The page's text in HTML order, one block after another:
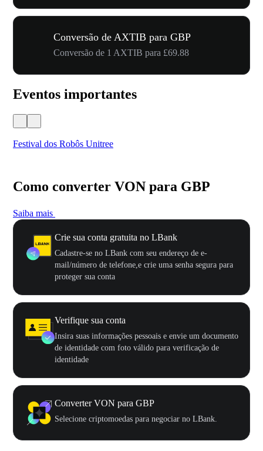
Conversão de AXTIB para GBP
Conversão de 1 AXTIB para £69.88
Eventos importantes
Festival dos Robôs Unitree
Como converter VON para GBP
Saiba mais
Crie sua conta gratuita no LBank
Cadastre-se no LBank com seu endereço de e-
mail/número de telefone,e crie uma senha segura para
proteger sua conta
Verifique sua conta
Insira suas informações pessoais e envie um documento
de identidade com foto válido para verificação de
identidade
Converter VON para GBP
Selecione criptomoedas para negociar no LBank.